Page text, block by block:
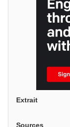
Extrait
Sources